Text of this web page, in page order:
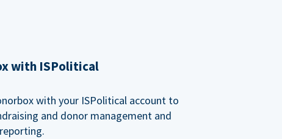
with ISPolitical
with your ISPolitical account to
and donor management and